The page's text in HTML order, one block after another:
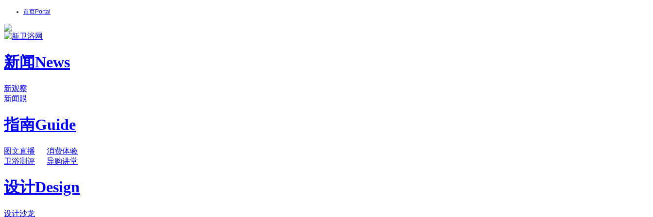
首页Portal
新闻News
新观察
新闻眼
指南Guide
图文直播
消费体验
卫浴测评
导购讲堂
设计Design
设计沙龙